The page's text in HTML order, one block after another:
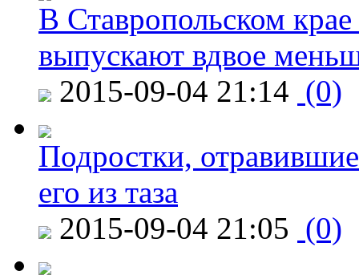
В Ставропольском
выпускают вдвое
2015-09-04 21:14 (0)
Подростки,
его из таза
2015-09-04 21:05 (0)